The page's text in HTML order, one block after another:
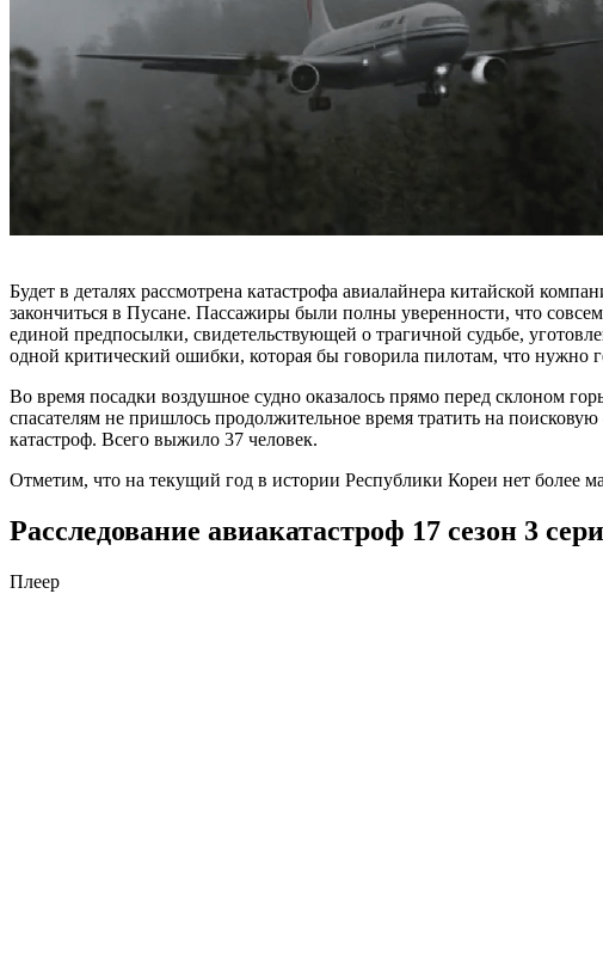
Будет в деталях рассмотрена катастрофа авиалайнера китайской
закончиться в Пусане. Пассажиры были полны уверенности, что
единой предпосылки, свидетельствующей о трагичной судьбе,
одной критический ошибки, которая бы говорила пилотам, что нужно
Во время посадки воздушное судно оказалось прямо перед склоном
спасателям не пришлось продолжительное время тратить на
катастроф. Всего выжило 37 человек.
Отметим, что на текущий год в истории Республики Кореи нет более
Расследование авиакатастроф 17 сезон 3
Плеер